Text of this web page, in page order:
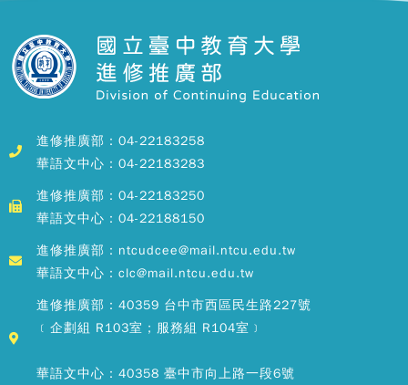
進修推廣部：04-22183258
華語文中心：04-22183283
進修推廣部：04-22183250
華語文中心：04-22188150
進修推廣部：ntcudcee@mail.ntcu.edu.tw
華語文中心：clc@mail.ntcu.edu.tw
進修推廣部：40359 台中市西區民生路227號
﹝企劃組 R103室；服務組 R104室﹞
華語文中心：40358 臺中市向上路一段6號